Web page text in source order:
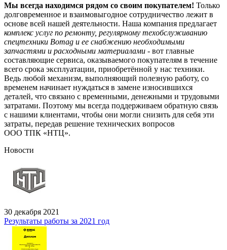
Мы всегда находимся рядом со своим покупателем! Только
долговременное и взаимовыгодное сотрудничество лежит в
основе всей нашей деятельности. Наша компания предлагает
комплекс услуг по ремонту, регулярному техобслуживанию
спецтехники Bomag и ее снабжению необходимыми
запчастями и расходными материалами - вот главные
составляющие сервиса, оказываемого покупателям в течение
всего срока эксплуатации, приобретённой у нас техники.
Ведь любой механизм, выполняющий полезную работу, со
временем начинает нуждаться в замене износившихся
деталей, что связано с временными, денежными и трудовыми
затратами. Поэтому мы всегда поддерживаем обратную связь
с нашими клиентами, чтобы они могли снизить для себя эти
затраты, передав решение технических вопросов
ООО ТПК «НТЦ».
Новости
30 декабря 2021
Результаты работы за 2021 год